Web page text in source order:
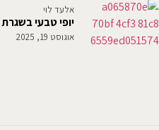
יופי טבעי
אלעד לוי
אוגוסט 19, 2025